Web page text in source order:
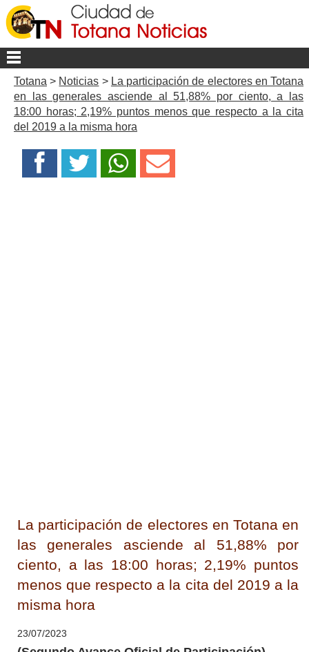
Totana > Noticias > La participación de electores en Totana
en las generales asciende al 51,88% por ciento, a las
18:00 horas; 2,19% puntos menos que respecto a la cita
del 2019 a la misma hora
La participación de electores en Totana en
las generales asciende al 51,88% por
ciento, a las 18:00 horas; 2,19% puntos
menos que respecto a la cita del 2019 a la
misma hora
23/07/2023